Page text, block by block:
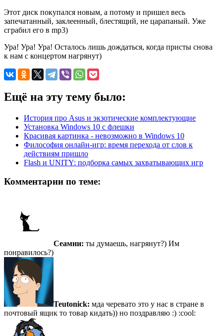
Этот диск покупался новым, а потому и пришел весь
запечатанный, заклеенный, блестящий, не царапаный. Уже
сграбил его в mp3)
Ура! Ура! Ура! Осталось лишь дождаться, когда присты снова
к нам с концертом нагрянут)
Ещё на эту тему было:
История про Asus и экзотические комплектующие
Установка Windows 10 с флешки
Красивая картинка - невозможно в Windows 10
Философия онлайн-игр: время перехода от слов к
действиям пришло
Flash и UNITY: подборка самых захватывающих игр
Комментарии по теме:
Сеамни: ты думаешь, нагрянут?) Им
понравилось?)
Teutonick: мда черевато это у нас в стране в
почтовый ящик то товар кидать)) но поздравляю :) :cool: